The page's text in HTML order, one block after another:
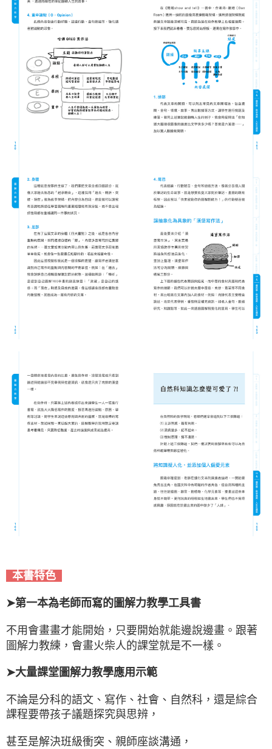
本書特色
➤第一本為老師而寫的圖解力教學工具書
不用會畫畫才能開始，只要開始就能邊說邊畫。跟著
圖解力教練，會畫火柴人的課堂就是不一樣。
➤大量課堂圖解力教學應用示範
不論是分科的語文、寫作、社會、自然科，還是綜合
課程要帶孩子議題探究與思辨，
甚至是解決班級衝突、親師座談溝通，